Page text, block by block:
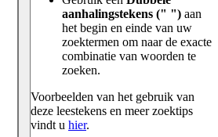
aanhalingstekens (" ") aan
het begin en einde van uw
zoektermen om naar de exacte
combinatie van woorden te
zoeken.
Voorbeelden van het gebruik van
deze leestekens en meer zoektips
vindt u hier.